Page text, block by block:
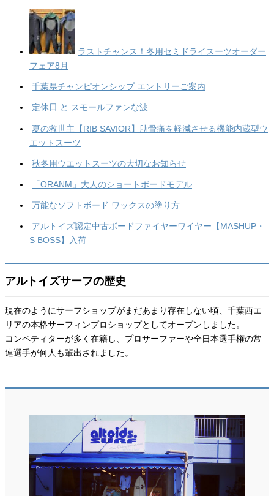
ラストチャンス！冬用セミドライスーツオーダー
フェア8月
千葉県チャンピオンシップ エントリーご案内
定休日 と スモールファンな波
夏の救世主【RIB SAVIOR】肋骨痛を軽減させる機能内蔵型ウ
エットスーツ
秋冬用ウエットスーツの大切なお知らせ
「ORANM」大人のショートボードモデル
万能なソフトボード ワックスの塗り方
アルトイズ認定中古ボードファイヤーワイヤー【MASHUP・
S BOSS】入荷
アルトイズサーフの歴史
現在のようにサーフショップがまだあまり存在しない頃、千葉西エ
リアの本格サーフィンプロショップとしてオープンしました。
コンペティターが多く在籍し、プロサーファーや全日本選手権の常
連選手が何人も輩出されました。